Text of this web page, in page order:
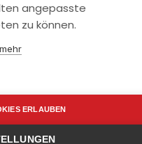
angepasste
zu können.
ERLAUBEN